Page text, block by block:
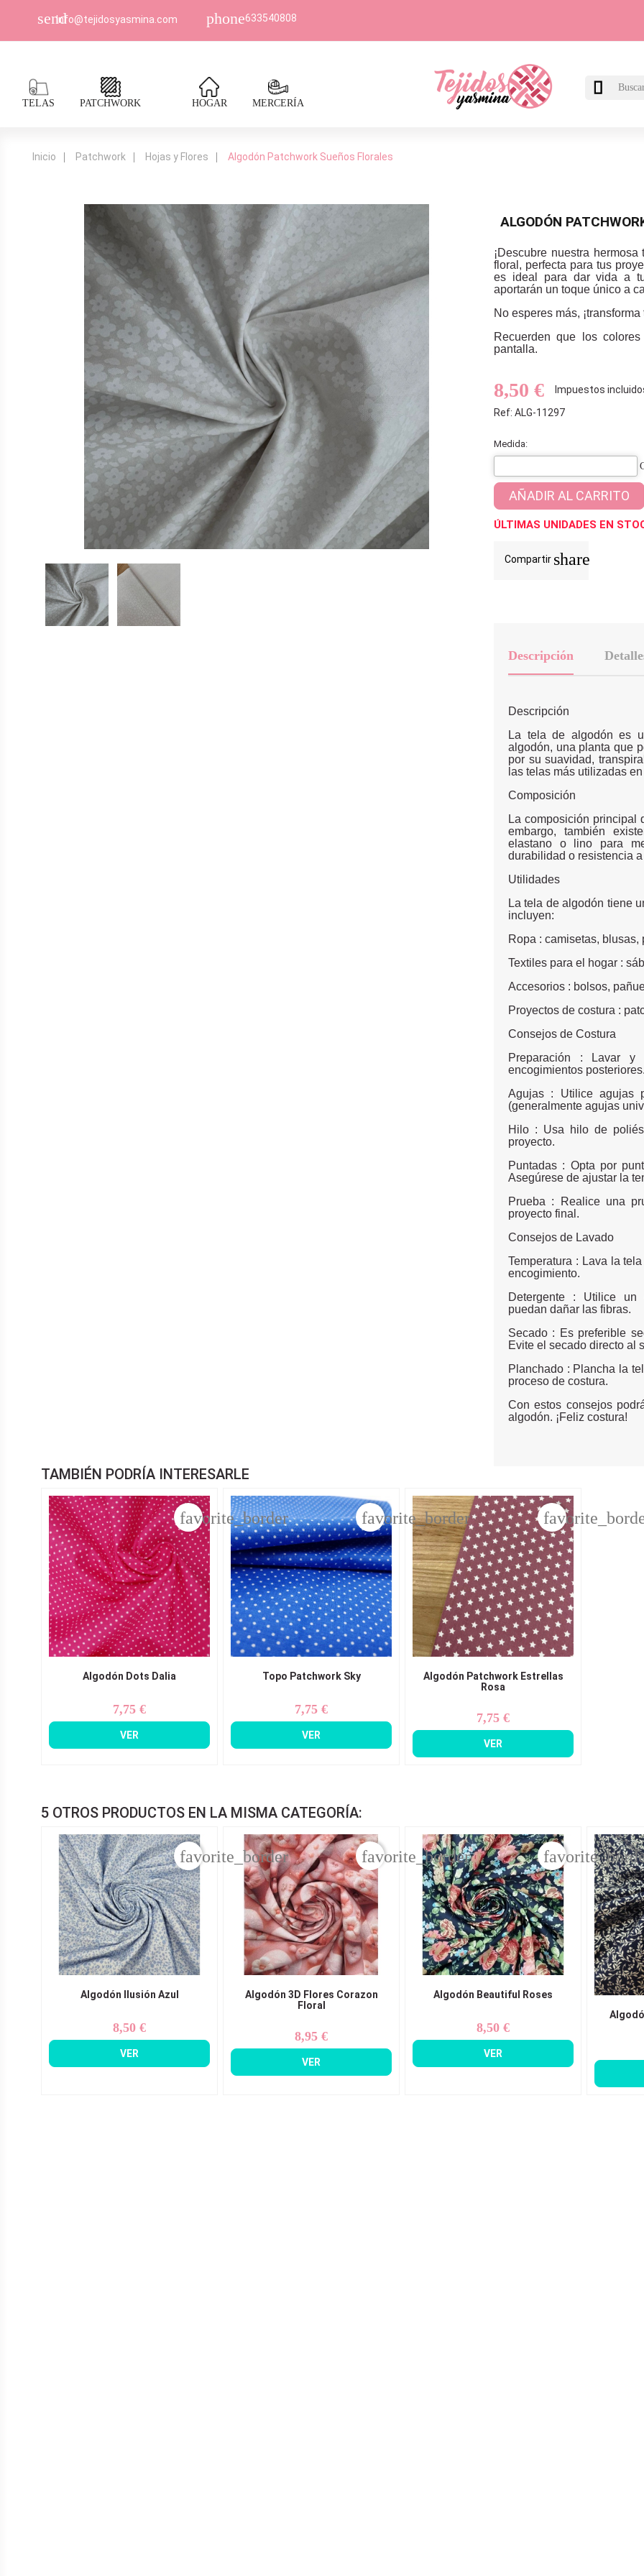
sendInfo@tejidosyasmina.com phone633540808
TELAS PATCHWORK HOGAR MERCERÍA

Inicio Patchwork Hojas y Flores Algodón Patchwork Sueños Florales
ALGODÓN
¡Descubre nuestra
floral, perfecta para tus
es ideal para dar vida a
aportarán un toque único a
No esperes más,
Recuerden que los
pantalla.
8,50 €
Impuestos
Ref: ALG-11297
Medida:
AÑADIR AL CARRITO
ÚLTIMAS UNIDADES EN
Compartir share
Descripción
Descripción
La tela de algodón es
algodón, una planta que
por su suavidad,
las telas más utilizadas
Composición
La composición principal
embargo, también
elastano o lino para
durabilidad o resistencia
Utilidades
La tela de algodón tiene
incluyen:
Ropa : camisetas,
Textiles para el hogar :
Accesorios : bolsos,
Proyectos de costura :
Consejos de Costura
Preparación : Lavar
encogimientos posteriores.
Agujas : Utilice agujas
(generalmente agujas
Hilo : Usa hilo de
proyecto.
Puntadas : Opta por
Asegúrese de ajustar la
Prueba : Realice una
proyecto final.
Consejos de Lavado
Temperatura : Lava la
encogimiento.
Detergente : Utilice un
puedan dañar las fibras.
Secado : Es preferible
Evite el secado directo al
Planchado : Plancha la
proceso de costura.
Con estos consejos
algodón. ¡Feliz costura!
TAMBIÉN PODRÍA INTERESARLE
Algodón Dots Dalia
Precio
7,75 €
VER
favorite_border
Topo Patchwork Sky
Precio
7,75 €
VER
favorite_border
Algodón Patchwork Estrellas
Rosa
Precio
7,75 €
VER
5 OTROS PRODUCTOS EN LA MISMA CATEGORÍA:
Algodón Ilusión Azul
Precio
8,50 €
VER
favorite_border
Algodón 3D Flores Corazon
Floral
Precio
8,95 €
VER
favorite_border
Algodón Beautiful Roses
Precio
8,50 €
VER